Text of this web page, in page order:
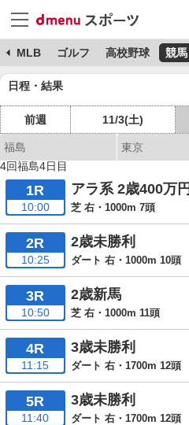
MLB ゴルフ 高校野球 競馬
日程・結果
前週 11/3(土)
福島 東京
4回福島4日目
1R
10:00
アラ系 2歳400万
芝 右・1000m 7頭
2R
10:25
2歳未勝利
ダート 右・1000m 10頭
3R
10:50
2歳新馬
芝 右・1000m 11頭
4R
11:15
3歳未勝利
ダート 右・1700m 12頭
5R
11:40
3歳未勝利
ダート 右・1700m 12頭